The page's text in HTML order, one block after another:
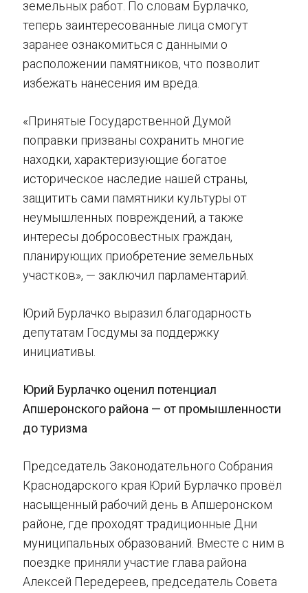
земельных работ. По словам Бурлачко,
теперь заинтересованные лица смогут
заранее ознакомиться с данными о
расположении памятников, что позволит
избежать нанесения им вреда.
«Принятые Государственной Думой
поправки призваны сохранить многие
находки, характеризующие богатое
историческое наследие нашей страны,
защитить сами памятники культуры от
неумышленных повреждений, а также
интересы добросовестных граждан,
планирующих приобретение земельных
участков», — заключил парламентарий.
Юрий Бурлачко выразил благодарность
депутатам Госдумы за поддержку
инициативы.
Юрий Бурлачко оценил потенциал
Апшеронского района — от промышленности
до туризма
Председатель Законодательного Собрания
Краснодарского края Юрий Бурлачко провёл
насыщенный рабочий день в Апшеронском
районе, где проходят традиционные Дни
муниципальных образований. Вместе с ним в
поездке приняли участие глава района
Алексей Передереев, председатель Совета